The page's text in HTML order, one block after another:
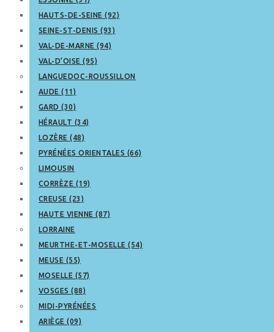
HAUTS-DE-SEINE (92)
SEINE-ST-DENIS (93)
VAL-DE-MARNE (94)
VAL-D’OISE (95)
LANGUEDOC-ROUSSILLON
AUDE (11)
GARD (30)
HÉRAULT (34)
LOZÈRE (48)
PYRÉNÉES ORIENTALES (66)
LIMOUSIN
CORRÈZE (19)
CREUSE (23)
HAUTE VIENNE (87)
LORRAINE
MEURTHE-ET-MOSELLE (54)
MEUSE (55)
MOSELLE (57)
VOSGES (88)
MIDI-PYRÉNÉES
ARIÈGE (09)